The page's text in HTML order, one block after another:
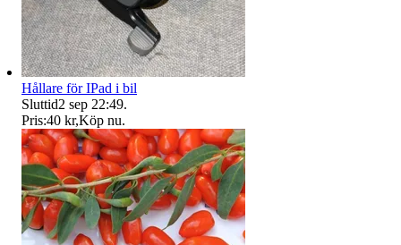
Hållare för IPad i bil
Sluttid2 sep 22:49.
Pris:40 kr,Köp nu.